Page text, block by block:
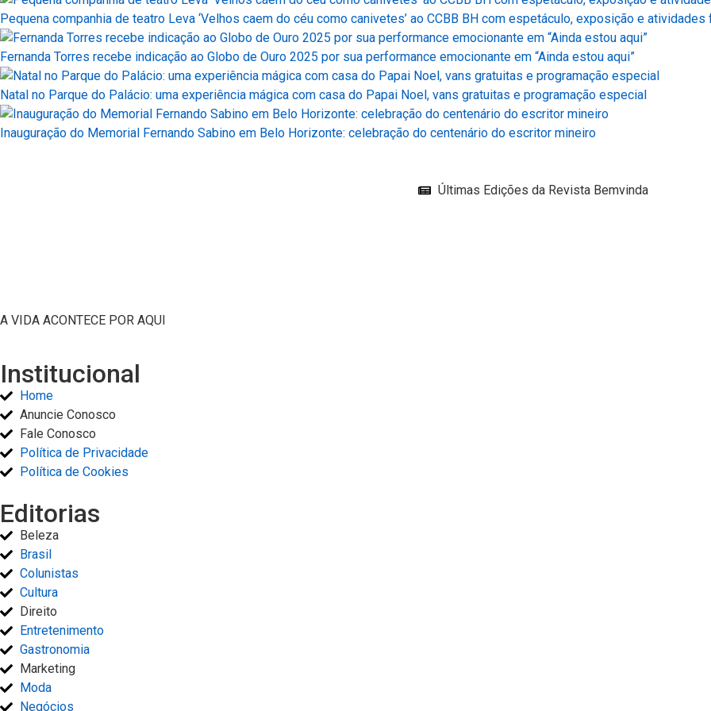
Pequena companhia de teatro Leva ‘Velhos caem do céu como canivetes’ ao CCBB BH com espetáculo, exposição e
Fernanda Torres recebe indicação ao Globo de Ouro 2025 por sua performance emocionante em “Ainda estou aqui”
Natal no Parque do Palácio: uma experiência mágica com casa do Papai Noel, vans gratuitas e programação especial
Inauguração do Memorial Fernando Sabino em Belo Horizonte: celebração do centenário do escritor mineiro
Últimas Edições da Revista Bemvinda
A VIDA ACONTECE POR AQUI
Institucional
Home
Anuncie Conosco
Fale Conosco
Política de Privacidade
Política de Cookies
Editorias
Beleza
Brasil
Colunistas
Cultura
Direito
Entretenimento
Gastronomia
Marketing
Moda
Negócios